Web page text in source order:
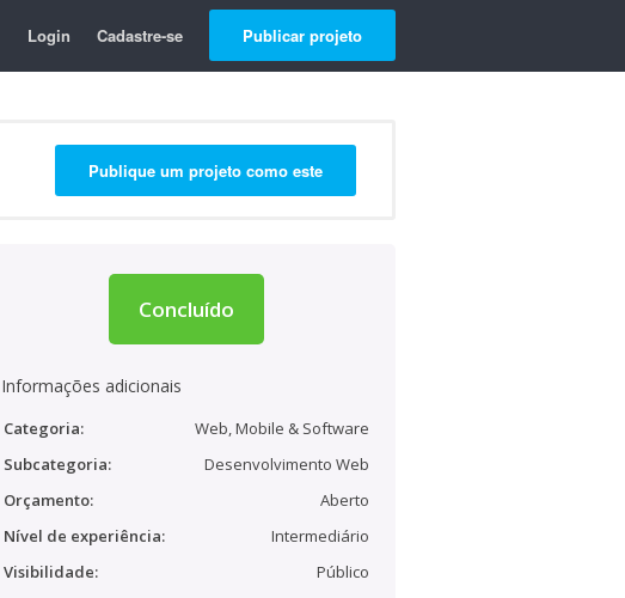
Login Cadastre-se Publicar projeto
Publique um projeto como este
Concluído
Informações adicionais
Categoria:
Web, Mobile & Software
Subcategoria:
Desenvolvimento Web
Orçamento:
Aberto
Nível de experiência:
Intermediário
Visibilidade:
Público